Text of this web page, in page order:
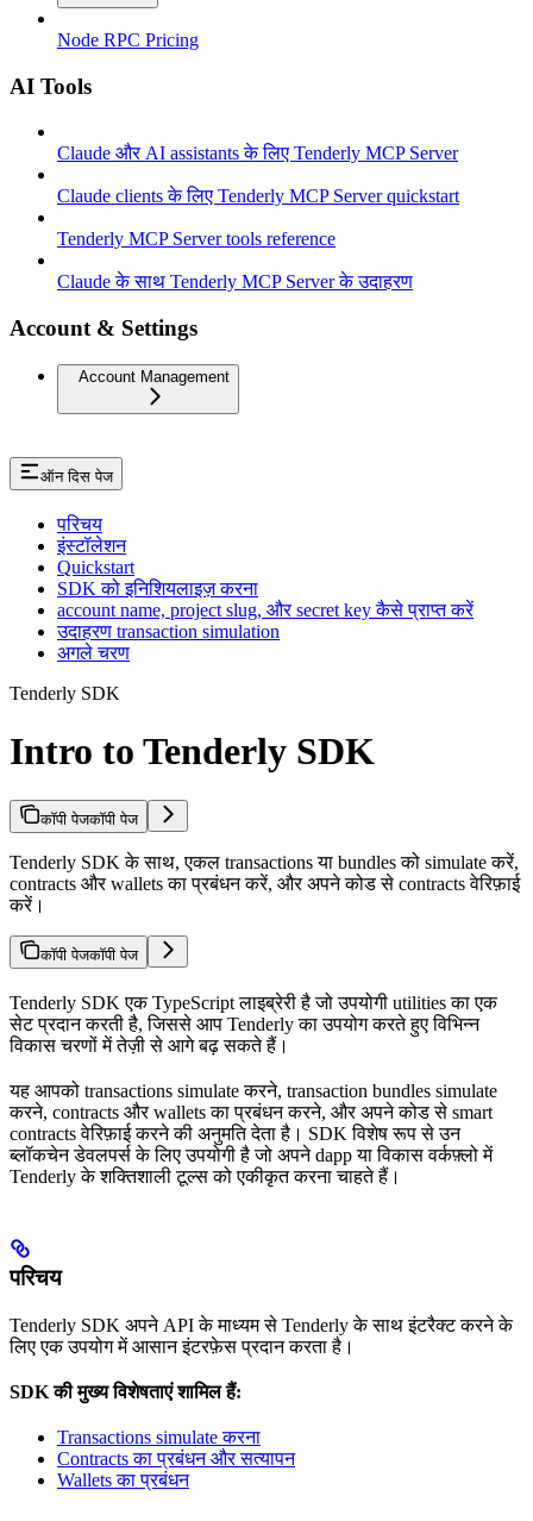
Node RPC Pricing
AI Tools
Claude और AI assistants के लिए Tenderly MCP Server
Claude clients के लिए Tenderly MCP Server quickstart
Tenderly MCP Server tools reference
Claude के साथ Tenderly MCP Server के उदाहरण
Account & Settings
Account Management
ऑन दिस पेज
परिचय
इंस्टॉलेशन
Quickstart
SDK को इनिशियलाइज़ करना
account name, project slug, और secret key कैसे प्राप्त करें
उदाहरण transaction simulation
अगले चरण
Tenderly SDK
Intro to Tenderly SDK
कॉपी पेजकॉपी पेज
Tenderly SDK के साथ, एकल transactions या bundles को simulate करें,
contracts और wallets का प्रबंधन करें, और अपने कोड से contracts वेरिफ़ाई
करें।
कॉपी पेजकॉपी पेज
Tenderly SDK एक TypeScript लाइब्रेरी है जो उपयोगी utilities का एक
सेट प्रदान करती है, जिससे आप Tenderly का उपयोग करते हुए विभिन्न
विकास चरणों में तेज़ी से आगे बढ़ सकते हैं।
यह आपको transactions simulate करने, transaction bundles simulate
करने, contracts और wallets का प्रबंधन करने, और अपने कोड से smart
contracts वेरिफ़ाई करने की अनुमति देता है। SDK विशेष रूप से उन
ब्लॉकचेन डेवलपर्स के लिए उपयोगी है जो अपने dapp या विकास वर्कफ़्लो में
Tenderly के शक्तिशाली टूल्स को एकीकृत करना चाहते हैं।
परिचय
Tenderly SDK अपने API के माध्यम से Tenderly के साथ इंटरैक्ट करने के
लिए एक उपयोग में आसान इंटरफ़ेस प्रदान करता है।
SDK की मुख्य विशेषताएं शामिल हैं:
Transactions simulate करना
Contracts का प्रबंधन और सत्यापन
Wallets का प्रबंधन